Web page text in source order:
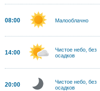
08:00 Малооблачно
14:00
Чистое небо, без
осадков
20:00
Чистое небо, без
осадков